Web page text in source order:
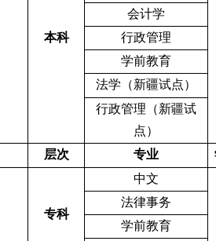
本科
会计学
行政管理
学前教育
法学（新疆试点）
行政管理（新疆试
点）
层次 专业
专科
中文
法律事务
学前教育